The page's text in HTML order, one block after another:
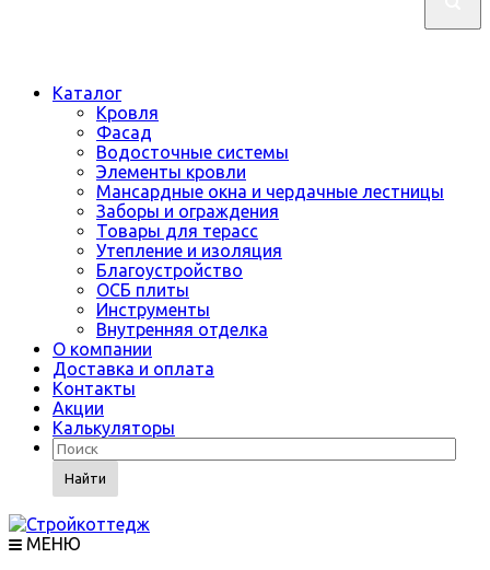
Каталог
Кровля
Фасад
Водосточные системы
Элементы кровли
Мансардные окна и чердачные лестницы
Заборы и ограждения
Товары для терасс
Утепление и изоляция
Благоустройство
ОСБ плиты
Инструменты
Внутренняя отделка
О компании
Доставка и оплата
Контакты
Акции
Калькуляторы
Найти
МЕНЮ